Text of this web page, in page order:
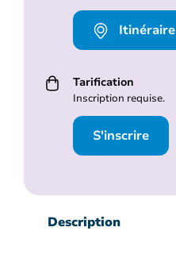
Itinéraire
Tarification
Inscription requise.
S'inscrire
Description